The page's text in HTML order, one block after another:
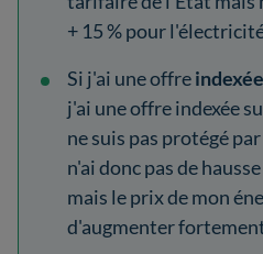
+ 15 % pour
Si j'ai une offre
j'ai une offre indexée
ne suis pas protégé
n'ai donc pas de
mais le prix de mon
d'augmenter